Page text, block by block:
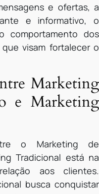
e ofertas, a
e informativo, o
comportamento dos
visam fortalecer o
Marketing
e Marketing
o Marketing de
Tradicional está na
aos clientes.
busca conquistar